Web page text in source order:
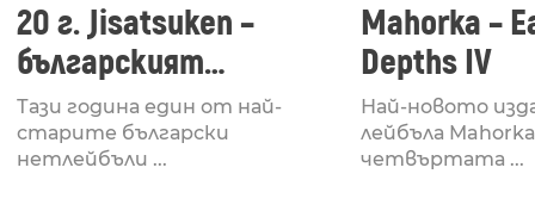
20 г. Jisatsuken –
българският
нетлейбъл пуска
безплатно
каталога си
Тази година един от най-
старите български
нетлейбъли ...
Mahorka –
Depths IV
Най-новото
лейбъла
четвъртата ...